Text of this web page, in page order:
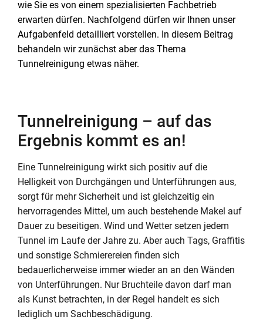
wie Sie es von einem spezialisierten Fachbetrieb
erwarten dürfen. Nachfolgend dürfen wir Ihnen unser
Aufgabenfeld detailliert vorstellen. In diesem Beitrag
behandeln wir zunächst aber das Thema
Tunnelreinigung etwas näher.
Tunnelreinigung – auf das
Ergebnis kommt es an!
Eine Tunnelreinigung wirkt sich positiv auf die
Helligkeit von Durchgängen und Unterführungen aus,
sorgt für mehr Sicherheit und ist gleichzeitig ein
hervorragendes Mittel, um auch bestehende Makel auf
Dauer zu beseitigen. Wind und Wetter setzen jedem
Tunnel im Laufe der Jahre zu. Aber auch Tags, Graffitis
und sonstige Schmierereien finden sich
bedauerlicherweise immer wieder an an den Wänden
von Unterführungen. Nur Bruchteile davon darf man
als Kunst betrachten, in der Regel handelt es sich
lediglich um Sachbeschädigung.